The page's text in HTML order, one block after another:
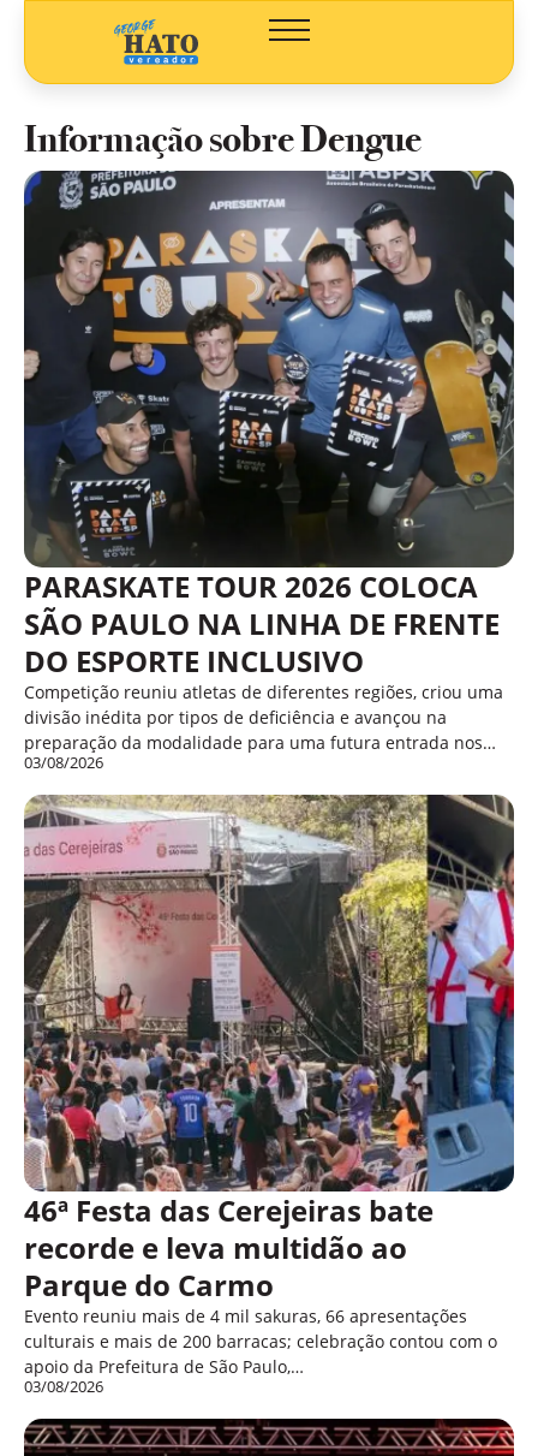
Informação sobre Dengue
PARASKATE TOUR 2026 COLOCA
SÃO PAULO NA LINHA DE FRENTE
DO ESPORTE INCLUSIVO
Competição reuniu atletas de diferentes regiões, criou uma
divisão inédita por tipos de deficiência e avançou na
preparação da modalidade para uma futura entrada nos…
03/08/2026
46ª Festa das Cerejeiras bate
recorde e leva multidão ao
Parque do Carmo
Evento reuniu mais de 4 mil sakuras, 66 apresentações
culturais e mais de 200 barracas; celebração contou com o
apoio da Prefeitura de São Paulo,…
03/08/2026